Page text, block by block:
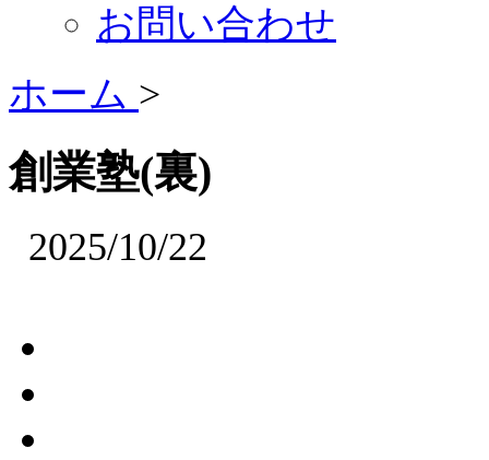
お問い合わせ
ホーム >
創業塾(裏)
2025/10/22